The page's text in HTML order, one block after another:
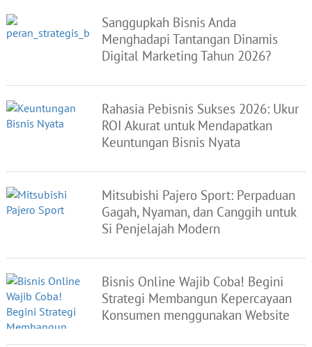
Sanggupkah Bisnis Anda
Menghadapi Tantangan Dinamis
Digital Marketing Tahun 2026?
Rahasia Pebisnis Sukses 2026: Ukur
ROI Akurat untuk Mendapatkan
Keuntungan Bisnis Nyata
Mitsubishi Pajero Sport: Perpaduan
Gagah, Nyaman, dan Canggih untuk
Si Penjelajah Modern
Bisnis Online Wajib Coba! Begini
Strategi Membangun Kepercayaan
Konsumen menggunakan Website